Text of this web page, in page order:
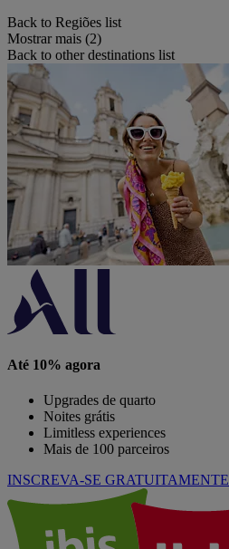
Back to Regiões list
Mostrar mais (2)
Back to other destinations list
Até 10% agora
Upgrades de quarto
Noites grátis
Limitless experiences
Mais de 100 parceiros
INSCREVA-SE GRATUITAMENTE